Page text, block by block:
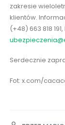
zakresie
klientów.
(+48) 663 818
Serdecznie
Fot: x.com/